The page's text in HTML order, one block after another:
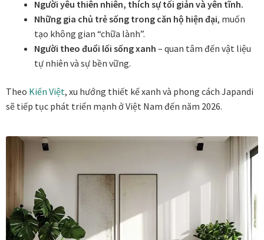
Ưu đãi khung tranh
Ưu đãi tranh in
Ưu đãi tranh sơn mài
Vận Chuyển Giao Nhận
VIDEO
Người yêu thiên nhiên, thích sự tối giản và yên tĩnh.
Những gia chủ trẻ sống trong căn hộ hiện đại, muốn
tạo không gian “chữa lành”.
Người theo đuổi lối sống xanh – quan tâm đến vật liệu
tự nhiên và sự bền vững.
Theo Kiến Việt, xu hướng thiết kế xanh và phong cách Japandi
sẽ tiếp tục phát triển mạnh ở Việt Nam đến năm 2026.